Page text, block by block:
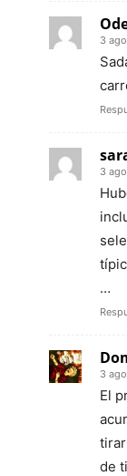
3
3
…
3
El
de